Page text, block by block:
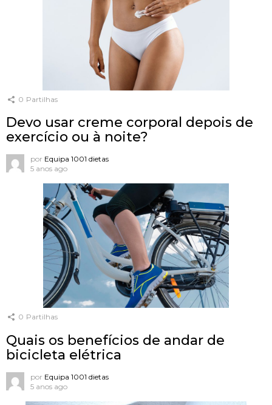
0 Partilhas
Devo usar creme corporal depois de
exercício ou à noite?
por Equipa 1001 dietas
5 anos ago
0 Partilhas
Quais os benefícios de andar de
bicicleta elétrica
por Equipa 1001 dietas
5 anos ago